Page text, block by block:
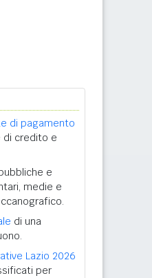
di pagamento
di credito e
e
medie e
di una
Lazio 2026
per